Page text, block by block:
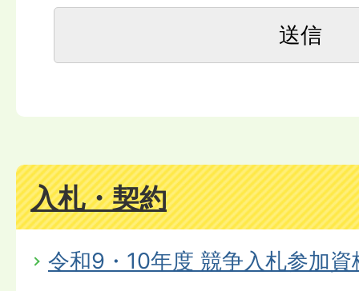
入札・契約
令和9・10年度 競争入札参加